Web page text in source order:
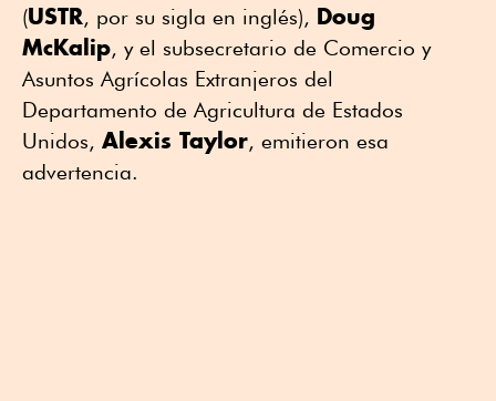
(USTR, por su sigla en inglés), Doug
McKalip, y el subsecretario de Comercio y
Asuntos Agrícolas Extranjeros del
Departamento de Agricultura de Estados
Unidos, Alexis Taylor, emitieron esa
advertencia.